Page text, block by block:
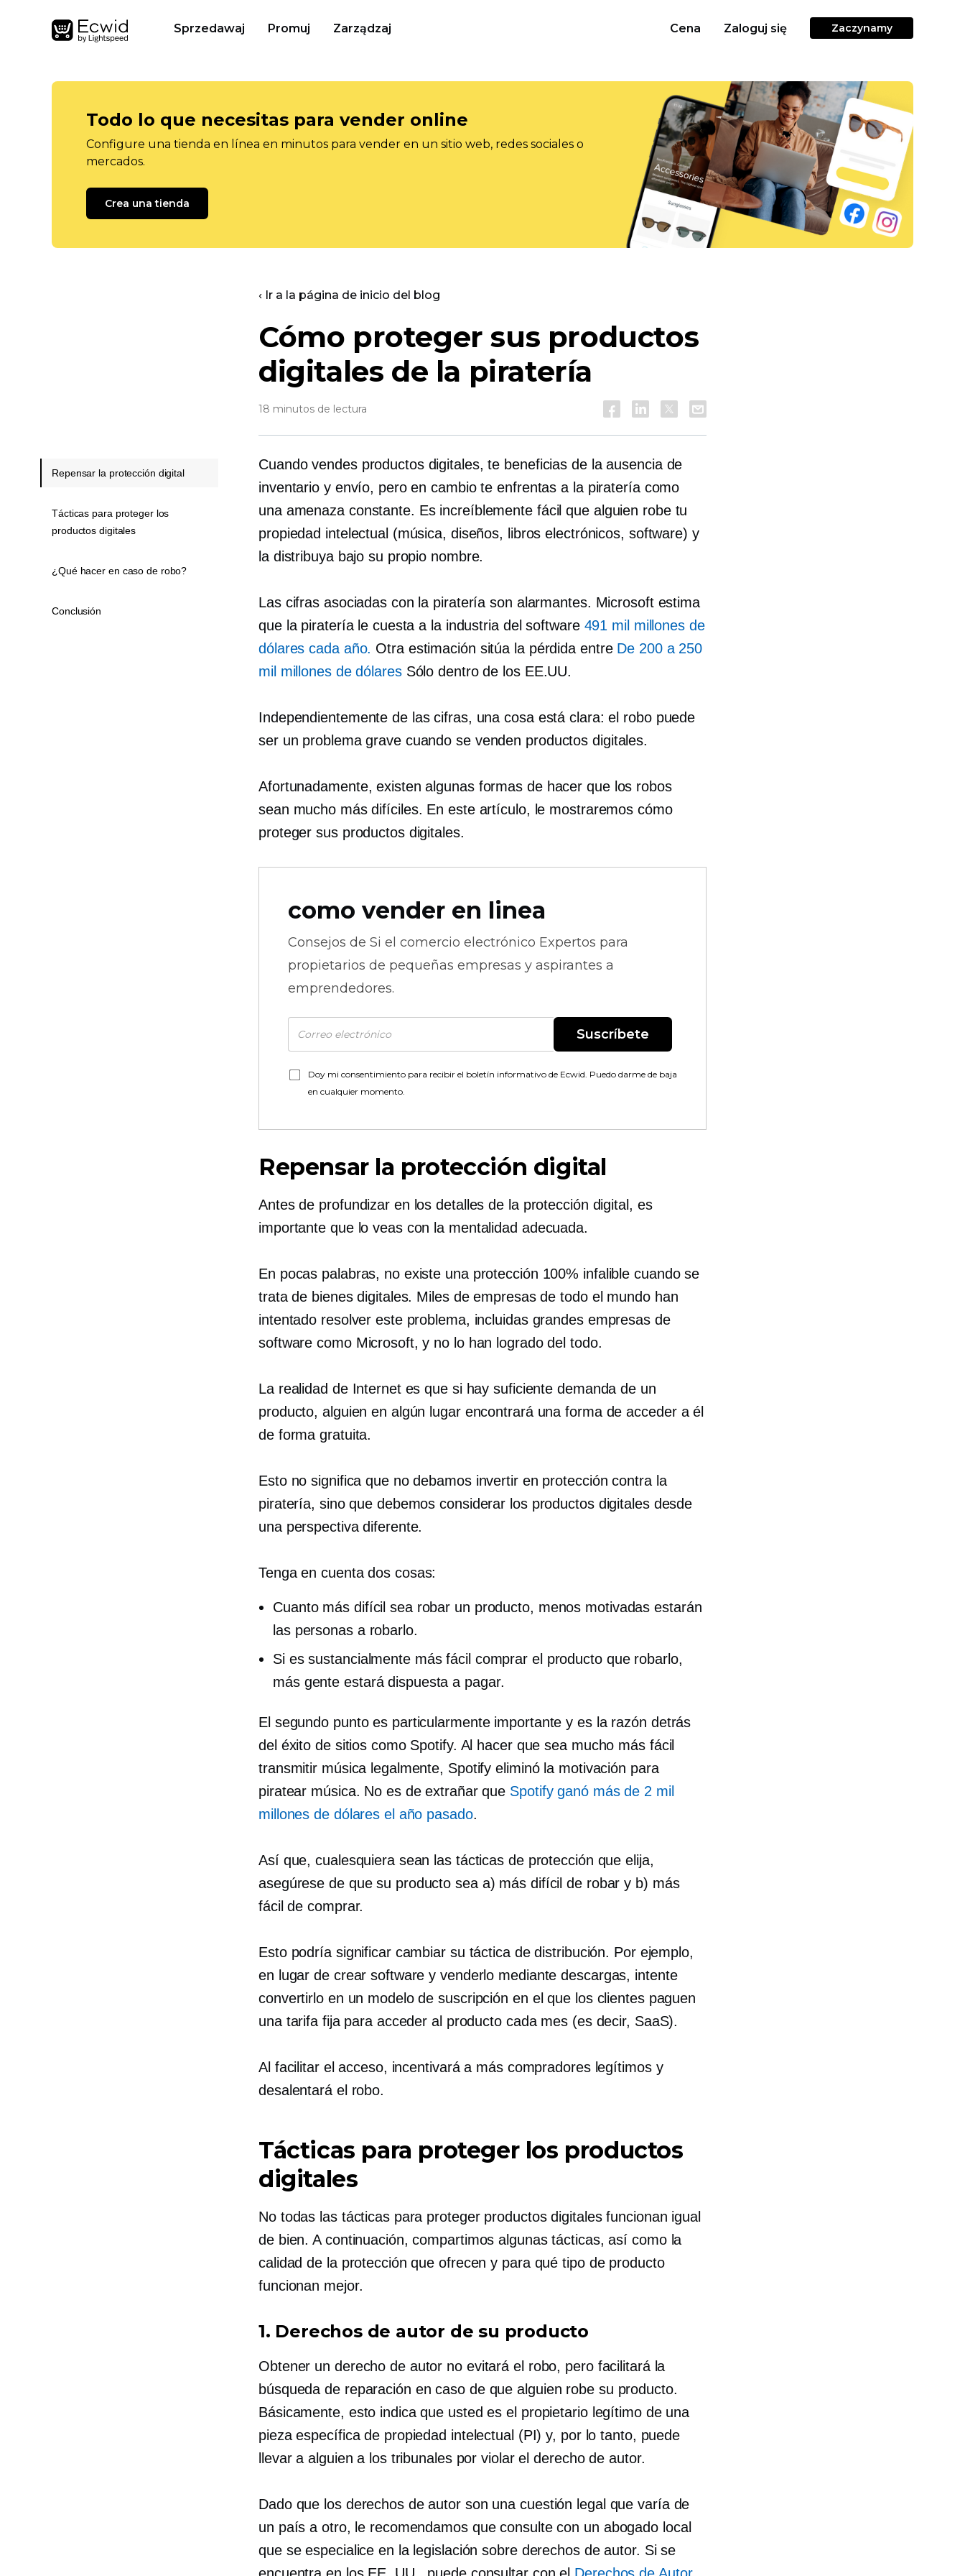
Sprzedawaj Promuj Zarządzaj Cena Zaloguj się Zaczynamy
Todo lo que necesitas para vender online
Configure una tienda en línea en minutos para vender en un sitio web, redes sociales o
mercados.
Crea una tienda
‹ Ir a la página de inicio del blog
Cómo proteger sus productos
digitales de la piratería
18 minutos de lectura
Cuando vendes productos digitales, te beneficias de la ausencia de
inventario y envío, pero en cambio te enfrentas a la piratería como
una amenaza constante. Es increíblemente fácil que alguien robe tu
propiedad intelectual (música, diseños, libros electrónicos, software) y
la distribuya bajo su propio nombre.
Las cifras asociadas con la piratería son alarmantes. Microsoft estima
que la piratería le cuesta a la industria del software 491 mil millones de
dólares cada año. Otra estimación sitúa la pérdida entre De 200 a 250
mil millones de dólaresSólo dentro de los EE.UU.
Independientemente de las cifras, una cosa está clara: el robo puede
ser un problema grave cuando se venden productos digitales.
Afortunadamente, existen algunas formas de hacer que los robos
sean mucho más difíciles. En este artículo, le mostraremos cómo
proteger sus productos digitales.
como vender en linea
Consejos de Si el comercio electrónico Expertos para
propietarios de pequeñas empresas y aspirantes a
emprendedores.
Suscríbete
Doy mi consentimiento para recibir el boletín informativo de Ecwid. Puedo darme de baja
en cualquier momento.
Repensar la protección digital
Antes de profundizar en los detalles de la protección digital, es
importante que lo veas con la mentalidad adecuada.
En pocas palabras, no existe una protección 100% infalible cuando se
trata de bienes digitales. Miles de empresas de todo el mundo han
intentado resolver este problema, incluidas grandes empresas de
software como Microsoft, y no lo han logrado del todo.
La realidad de Internet es que si hay suficiente demanda de un
producto, alguien en algún lugar encontrará una forma de acceder a él
de forma gratuita.
Esto no significa que no debamos invertir en protección contra la
piratería, sino que debemos considerar los productos digitales desde
una perspectiva diferente.
Tenga en cuenta dos cosas:
Cuanto más difícil sea robar un producto, menos motivadas estarán
las personas a robarlo.
Si es sustancialmente más fácil comprar el producto que robarlo,
más gente estará dispuesta a pagar.
El segundo punto es particularmente importante y es la razón detrás
del éxito de sitios como Spotify. Al hacer que sea mucho más fácil
transmitir música legalmente, Spotify eliminó la motivación para
piratear música. No es de extrañar que Spotify ganó más de 2 mil
millones de dólares el año pasado.
Así que, cualesquiera sean las tácticas de protección que elija,
asegúrese de que su producto sea a) más difícil de robar y b) más
fácil de comprar.
Esto podría significar cambiar su táctica de distribución. Por ejemplo,
en lugar de crear software y venderlo mediante descargas, intente
convertirlo en un modelo de suscripción en el que los clientes paguen
una tarifa fija para acceder al producto cada mes (es decir, SaaS).
Al facilitar el acceso, incentivará a más compradores legítimos y
desalentará el robo.
Tácticas para proteger los productos
digitales
No todas las tácticas para proteger productos digitales funcionan igual
de bien. A continuación, compartimos algunas tácticas, así como la
calidad de la protección que ofrecen y para qué tipo de producto
funcionan mejor.
1. Derechos de autor de su producto
Obtener un derecho de autor no evitará el robo, pero facilitará la
búsqueda de reparación en caso de que alguien robe su producto.
Básicamente, esto indica que usted es el propietario legítimo de una
pieza específica de propiedad intelectual (PI) y, por lo tanto, puede
llevar a alguien a los tribunales por violar el derecho de autor.
Dado que los derechos de autor son una cuestión legal que varía de
un país a otro, le recomendamos que consulte con un abogado local
que se especialice en la legislación sobre derechos de autor. Si se
Repensar la protección digital
Tácticas para proteger los
productos digitales
¿Qué hacer en caso de robo?
Conclusión